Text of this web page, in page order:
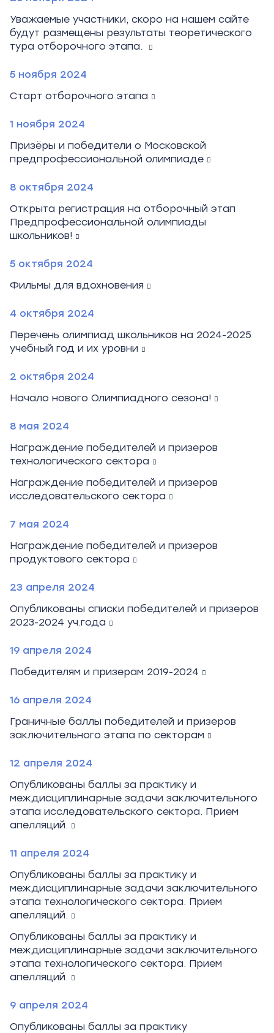
Уважаемые участники, скоро на нашем сайте
будут размещены результаты теоретического
тура отборочного этапа.
5 ноября 2024
Старт отборочного этапа
1 ноября 2024
Призёры и победители о Московской
предпрофессиональной олимпиаде
8 октября 2024
Открыта регистрация на отборочный этап
Предпрофессиональной олимпиады
школьников!
5 октября 2024
Фильмы для вдохновения
4 октября 2024
Перечень олимпиад школьников на 2024-2025
учебный год и их уровни
2 октября 2024
Начало нового Олимпиадного сезона!
8 мая 2024
Награждение победителей и призеров
технологического сектора
Награждение победителей и призеров
исследовательского сектора
7 мая 2024
Награждение победителей и призеров
продуктового сектора
23 апреля 2024
Опубликованы списки победителей и призеров
2023-2024 уч.года
19 апреля 2024
Победителям и призерам 2019-2024
16 апреля 2024
Граничные баллы победителей и призеров
заключительного этапа по секторам
12 апреля 2024
Опубликованы баллы за практику и
междисциплинарные задачи заключительного
этапа исследовательского сектора. Прием
апелляций.
11 апреля 2024
Опубликованы баллы за практику и
междисциплинарные задачи заключительного
этапа технологического сектора. Прием
апелляций.
Опубликованы баллы за практику и
междисциплинарные задачи заключительного
этапа технологического сектора. Прием
апелляций.
9 апреля 2024
Опубликованы баллы за практику